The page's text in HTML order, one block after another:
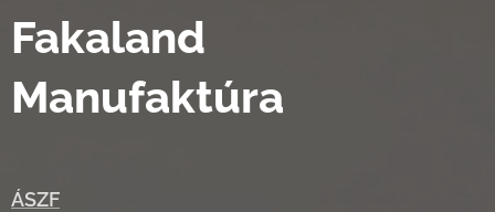
Fakaland
Manufaktúra
ÁSZF